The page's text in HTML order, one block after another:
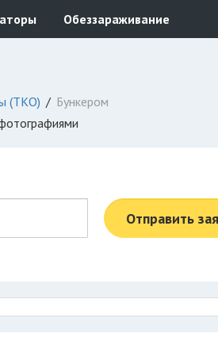
Обеззараживание
(ТКО)
Бункером
Отправить